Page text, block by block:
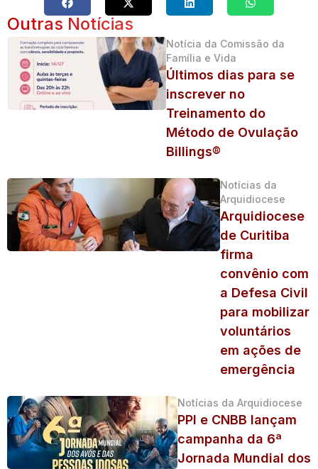
Outras Notícias
Notícia da Comissão da
Família e Vida
Últimos dias para se
inscrever no
Treinamento do
Método de Ovulação
Billings®
Notícias da
Arquidiocese
Arquidiocese
de Curitiba
firma
convênio com
a Defesa Civil
para mobilizar
voluntários
em ações de
emergência
Notícias da Arquidiocese
PPI e CNBB lançam
campanha da 6ª
Jornada Mundial dos